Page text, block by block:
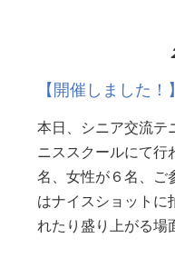
【開催しました
本日、シニア交流
ニススクールにて行
名、女性が６名、ご
はナイスショットに
れたり盛り上がる場